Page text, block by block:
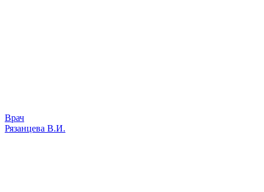
Врач
Рязанцева В.И.